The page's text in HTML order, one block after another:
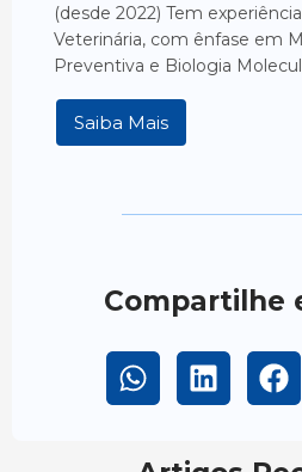
(desde 2022) Tem
Veterinária, com ênfase em
Preventiva e Biologia
Saiba Mais
Compartilhe